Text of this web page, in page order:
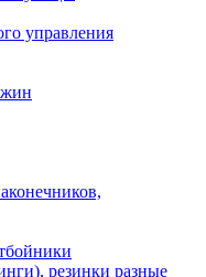
управления
резинки разные